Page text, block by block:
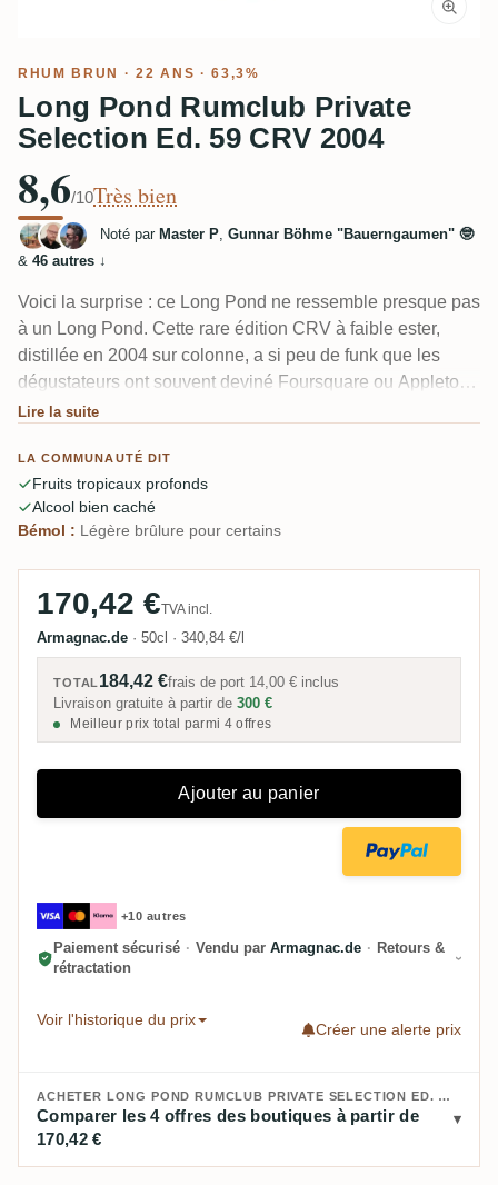
RHUM BRUN · 22 ANS · 63,3%
Long Pond Rumclub Private
Selection Ed. 59 CRV 2004
8,6/10Très bien
Noté par Master P, Gunnar Böhme "Bauerngaumen" 🤓
& 46 autres ↓
Voici la surprise : ce Long Pond ne ressemble presque pas
à un Long Pond. Cette rare édition CRV à faible ester,
distillée en 2004 sur colonne, a si peu de funk que les
dégustateurs ont souvent deviné Foursquare ou Appleton
à l’aveugle. Attends-toi à de l’abricot sec, de la noix de
toasté, avec des fruits tropicaux qui se développent plus il
repose. Doux mais asséchant, et remarquablement
équilibré pour 63,3 %.
Lire la suite
LA COMMUNAUTÉ DIT
Fruits tropicaux profonds
Alcool bien caché
Bémol : Légère brûlure pour certains
170,42 €TVA incl.
Armagnac.de · 50cl · 340,84 €/l
TOTAL 184,42 €frais de port 14,00 € inclus
Livraison gratuite à partir de 300 €
Meilleur prix total parmi 4 offres
Ajouter au panier
+10 autres
Paiement sécurisé · Vendu par Armagnac.de · Retours &
rétractation
Voir l'historique du prix
Créer une alerte prix
ACHETER LONG POND RUMCLUB PRIVATE SELECTION ED. 59 CRV 2004 :
Comparer les 4 offres des boutiques à partir de
170,42 €